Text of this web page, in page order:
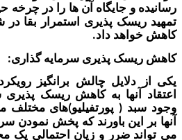
و جایگاه آن ها را در چرخه حیات
پذیری استمرار بقا در شرایط
داد.
پذیری سرمایه گذاری:
چالش برانگیزرویکرد
آنها به کاهش ریسک پذیری
(پورتفیلیو )های مختلف محصول
این باورند که پخش نمودن سرمایه
ضرر و زیان احتمالی یک محصول